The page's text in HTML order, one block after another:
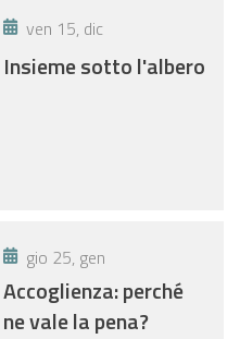
ven 15, dic
Insieme sotto l'albero
gio 25, gen
Accoglienza: perché
ne vale la pena?